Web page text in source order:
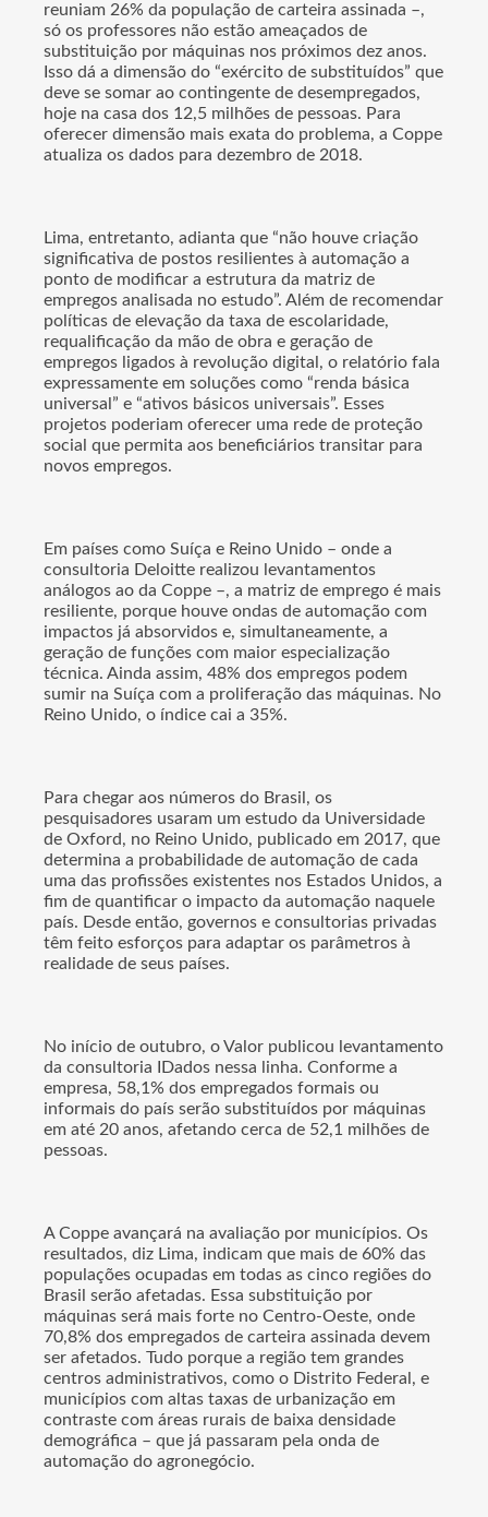
reuniam 26% da população de carteira assinada –,
só os professores não estão ameaçados de
substituição por máquinas nos próximos dez anos.
Isso dá a dimensão do “exército de substituídos” que
deve se somar ao contingente de desempregados,
hoje na casa dos 12,5 milhões de pessoas. Para
oferecer dimensão mais exata do problema, a Coppe
atualiza os dados para dezembro de 2018.
Lima, entretanto, adianta que “não houve criação
significativa de postos resilientes à automação a
ponto de modificar a estrutura da matriz de
empregos analisada no estudo”. Além de recomendar
políticas de elevação da taxa de escolaridade,
requalificação da mão de obra e geração de
empregos ligados à revolução digital, o relatório fala
expressamente em soluções como “renda básica
universal” e “ativos básicos universais”. Esses
projetos poderiam oferecer uma rede de proteção
social que permita aos beneficiários transitar para
novos empregos.
Em países como Suíça e Reino Unido – onde a
consultoria Deloitte realizou levantamentos
análogos ao da Coppe –, a matriz de emprego é mais
resiliente, porque houve ondas de automação com
impactos já absorvidos e, simultaneamente, a
geração de funções com maior especialização
técnica. Ainda assim, 48% dos empregos podem
sumir na Suíça com a proliferação das máquinas. No
Reino Unido, o índice cai a 35%.
Para chegar aos números do Brasil, os
pesquisadores usaram um estudo da Universidade
de Oxford, no Reino Unido, publicado em 2017, que
determina a probabilidade de automação de cada
uma das profissões existentes nos Estados Unidos, a
fim de quantificar o impacto da automação naquele
país. Desde então, governos e consultorias privadas
têm feito esforços para adaptar os parâmetros à
realidade de seus países.
No início de outubro, o Valor publicou levantamento
da consultoria IDados nessa linha. Conforme a
empresa, 58,1% dos empregados formais ou
informais do país serão substituídos por máquinas
em até 20 anos, afetando cerca de 52,1 milhões de
pessoas.
A Coppe avançará na avaliação por municípios. Os
resultados, diz Lima, indicam que mais de 60% das
populações ocupadas em todas as cinco regiões do
Brasil serão afetadas. Essa substituição por
máquinas será mais forte no Centro-Oeste, onde
70,8% dos empregados de carteira assinada devem
ser afetados. Tudo porque a região tem grandes
centros administrativos, como o Distrito Federal, e
municípios com altas taxas de urbanização em
contraste com áreas rurais de baixa densidade
demográfica – que já passaram pela onda de
automação do agronegócio.